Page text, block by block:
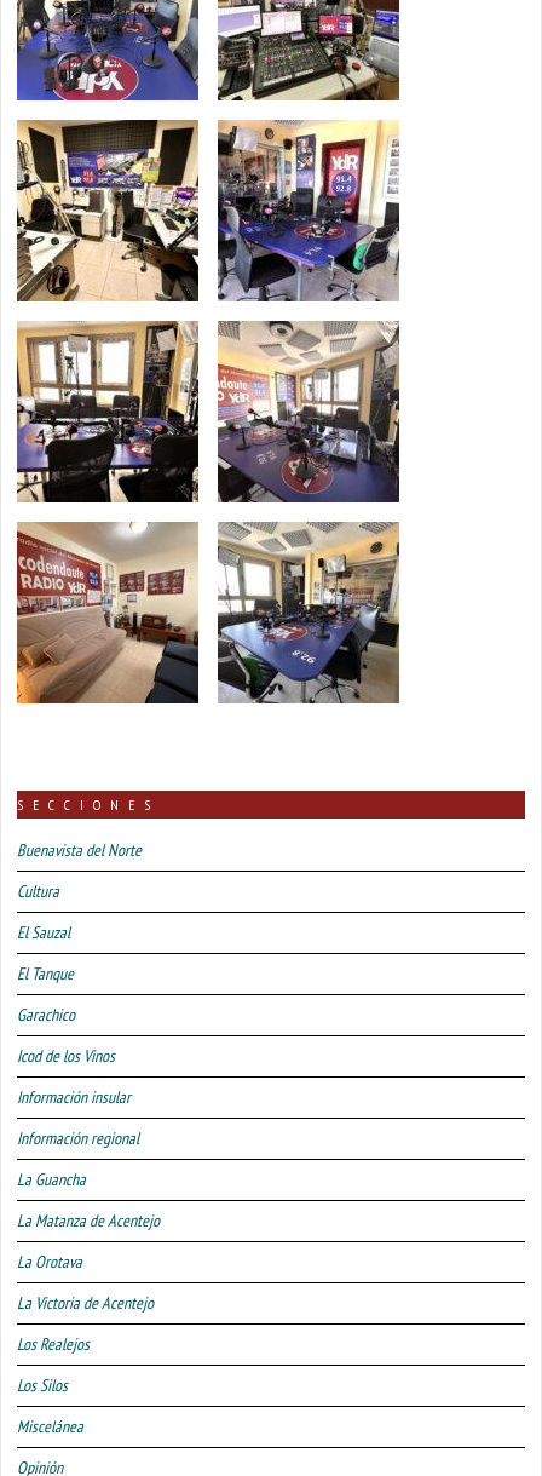
SECCIONES
Buenavista del Norte
Cultura
El Sauzal
El Tanque
Garachico
Icod de los Vinos
Información insular
Información regional
La Guancha
La Matanza de Acentejo
La Orotava
La Victoria de Acentejo
Los Realejos
Los Silos
Miscelánea
Opinión